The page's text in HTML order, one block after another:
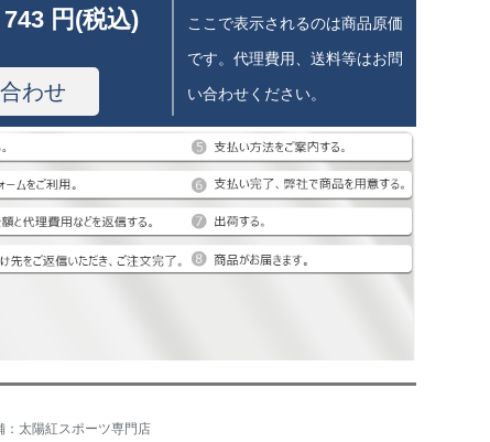
743 円(税込)
わせ
ここで表示されるのは商品原価
です。代理費用、送料等はお問
い合わせください。
：太陽紅スポーツ専門店